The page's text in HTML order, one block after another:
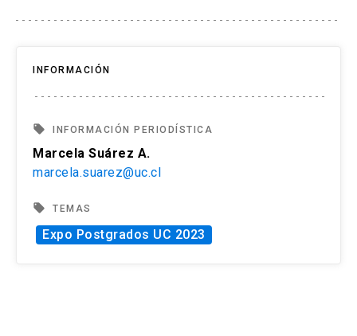
INFORMACIÓN
local_offer INFORMACIÓN PERIODÍSTICA
Marcela Suárez A.
marcela.suarez@uc.cl
local_offer TEMAS
Expo Postgrados UC 2023